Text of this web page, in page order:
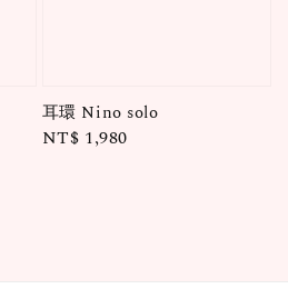
耳環 Nino solo
Regular
NT$ 1,980